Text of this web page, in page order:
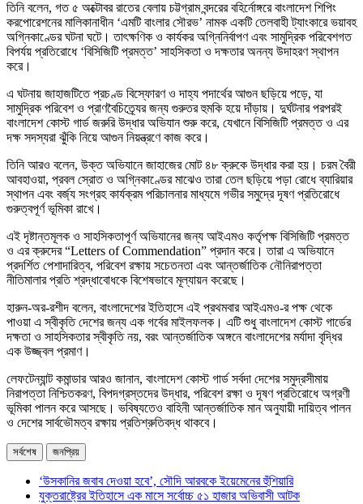
তিনি বলেন, গত ৫ অক্টোবর রাতের বেলায় চট্টগ্রাম বন্দরের বহির্নোঙ্গরে বাংলাদেশ শিপিং
করপোরেশনের মালিকানাধীন ‘এমটি বাংলার সৌরভ’ নামক একটি তেলবাহী ট্যাংকারে ভয়াবহ
অগ্নিকাণ্ডের ঘটনা ঘটে। তাৎক্ষণিক ও কার্যকর অগ্নিনির্বাপণ এবং সামুদ্রিক পরিবেশগত
বিপর্যয় প্রতিরোধে ‘বিসিজিটি প্রমত্ত’ সাহসিকতা ও দক্ষতার অনন্য উদাহরণ স্থাপন
করে।
এ ঘটনায় জাহাজটিতে প্রচণ্ড বিস্ফোরণ ও দাহ্য পদার্থের আগুন ছড়িয়ে পড়ে, যা
সামুদ্রিক পরিবেশ ও প্রাণবৈচিত্র্যের জন্য গুরুতর হুমকি হয়ে দাঁড়ায়। দুর্ঘটনার পরপরই
বাংলাদেশ কোস্ট গার্ড জরুরি উদ্ধার অভিযান শুরু করে, যেখানে বিসিজিটি প্রমত্ত ও এর
দক্ষ সদস্যরা ঝুঁকি নিয়ে আগুন নিয়ন্ত্রণে কাজ করে।
তিনি আরও বলেন, উক্ত অভিযানে জাহাজের মোট ৪৮ ক্রুকে উদ্ধার করা হয়। চরম বৈরী
আবহাওয়া, প্রবল স্রোত ও অগ্নিকাণ্ডের মাঝেও তারা তেল ছড়িয়ে পড়া রোধে ব্যারিয়ার
স্থাপন এবং বর্জ্য সংগ্রহ কার্যক্রম পরিচালনার মাধ্যমে গভীর সমুদ্রে দূষণ প্রতিরোধে
গুরুত্বপূর্ণ ভূমিকা রাখে।
এই দৃষ্টান্তমূলক ও সাহসিকতাপূর্ণ অভিযানের জন্য আইএমও কর্তৃপক্ষ বিসিজিটি প্রমত্ত
ও এর ক্রুদের “Letters of Commendation” প্রদান করে। তারা এ অভিযানে
প্রদর্শিত পেশাদারিত্ব, পরিবেশ রক্ষায় সচেতনতা এবং আন্তর্জাতিক নৌনিরাপত্তা
নীতিমালার প্রতি শ্রদ্ধাবোধকে বিশেষভাবে মূল্যায়ন করেছে।
হারুন-অর-রশীদ বলেন, বাংলাদেশের ইতিহাসে এই প্রথমবার আইএমও-র পক্ষ থেকে
পাওয়া এ স্বীকৃতি দেশের জন্য এক গর্বের মাইলফলক। এটি শুধু বাংলাদেশ কোস্ট গার্ডের
দক্ষতা ও সাহসিকতার স্বীকৃতি নয়, বরং আন্তর্জাতিক অঙ্গনে বাংলাদেশের মর্যাদা বৃদ্ধির
এক উজ্জ্বল প্রমাণ।
লেফটেন্যান্ট কমান্ডার আরও জানান, বাংলাদেশ কোস্ট গার্ড সর্বদা দেশের সমুদ্রসীমায়
নিরাপত্তা নিশ্চিতকরণ, বিপদগ্রস্তদের উদ্ধার, পরিবেশ রক্ষা ও দূষণ প্রতিরোধে অগ্রণী
ভূমিকা পালন করে আসছে। ভবিষ্যতেও বাহিনী আন্তর্জাতিক মান অনুযায়ী দায়িত্ব পালন
ও দেশের সার্বভৌমত্ব রক্ষায় প্রতিশ্রুতিবদ্ধ থাকবে।
সর্বশেষ জনপ্রিয়
‘উসকানির জবাব দেওয়া হবে’, সৌদি আরবকে ইয়েমেনের হুঁশিয়ারি
যুক্তরাষ্ট্রের ইতিহাসে এক মাসে সর্বোচ্চ ৫১ হাজার অভিবাসী আটক